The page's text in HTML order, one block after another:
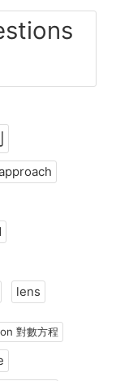
lens
對數方程